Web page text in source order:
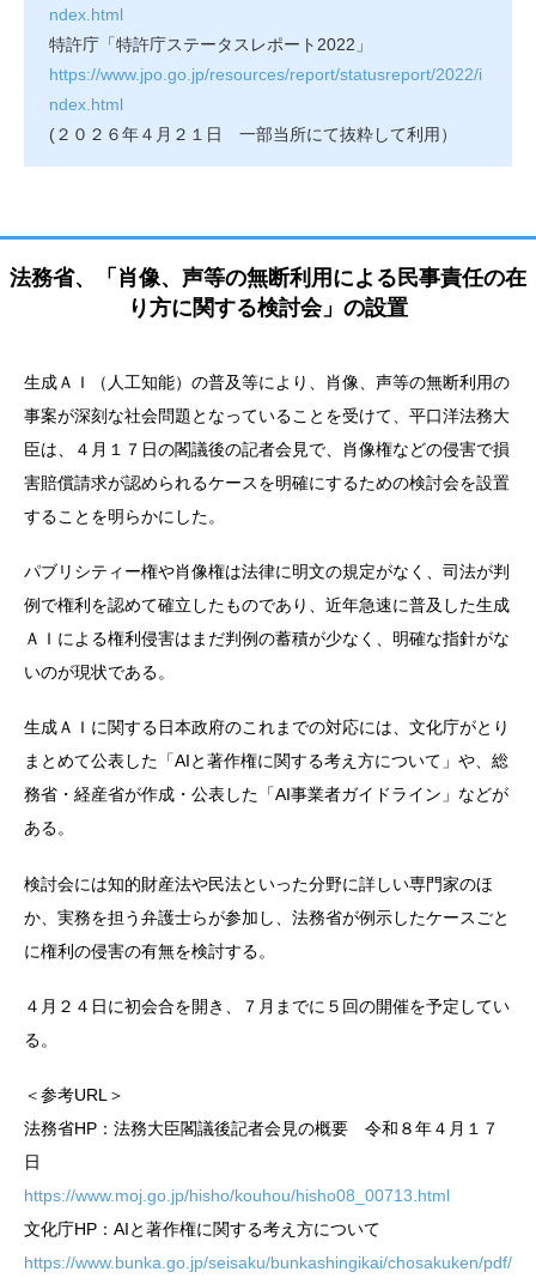
ndex.html
特許庁「特許庁ステータスレポート2022」
https://www.jpo.go.jp/resources/report/statusreport/2022/i
ndex.html
(２０２６年４月２１日 一部当所にて抜粋して利用）
法務省、「肖像、声等の無断利用による民事責任の在
り方に関する検討会」の設置
生成ＡＩ（人工知能）の普及等により、肖像、声等の無断利用の
事案が深刻な社会問題となっていることを受けて、平口洋法務大
臣は、４月１７日の閣議後の記者会見で、肖像権などの侵害で損
害賠償請求が認められるケースを明確にするための検討会を設置
することを明らかにした。
パブリシティー権や肖像権は法律に明文の規定がなく、司法が判
例で権利を認めて確立したものであり、近年急速に普及した生成
ＡＩによる権利侵害はまだ判例の蓄積が少なく、明確な指針がな
いのが現状である。
生成ＡＩに関する日本政府のこれまでの対応には、文化庁がとり
まとめて公表した「AIと著作権に関する考え方について」や、総
務省・経産省が作成・公表した「AI事業者ガイドライン」などが
ある。
検討会には知的財産法や民法といった分野に詳しい専門家のほ
か、実務を担う弁護士らが参加し、法務省が例示したケースごと
に権利の侵害の有無を検討する。
４月２４日に初会合を開き、７月までに５回の開催を予定してい
る。
＜参考URL＞
法務省HP：法務大臣閣議後記者会見の概要 令和８年４月１７
日
https://www.moj.go.jp/hisho/kouhou/hisho08_00713.html
文化庁HP：AIと著作権に関する考え方について
https://www.bunka.go.jp/seisaku/bunkashingikai/chosakuken/pdf/